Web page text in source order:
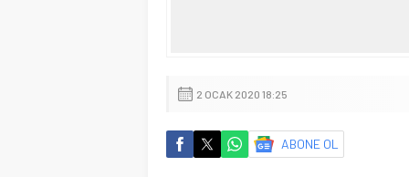
2 OCAK 2020 18:25
ABONE OL